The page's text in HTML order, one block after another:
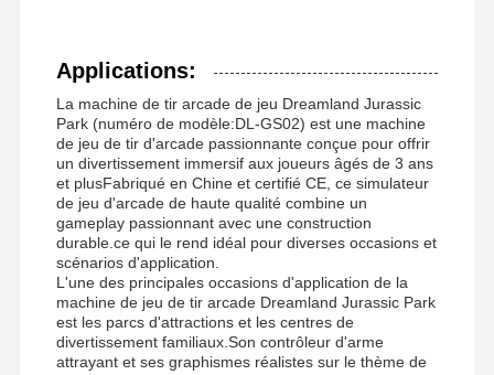
Aperçu Produits
Visite D'usine Contrôle De
La Qualité
Contact Nouvelles
Applications:
La machine de tir arcade de jeu Dreamland Jurassic
Park (numéro de modèle:DL-GS02) est une machine
de jeu de tir d'arcade passionnante conçue pour offrir
un divertissement immersif aux joueurs âgés de 3 ans
et plusFabriqué en Chine et certifié CE, ce simulateur
de jeu d'arcade de haute qualité combine un
gameplay passionnant avec une construction
durable.ce qui le rend idéal pour diverses occasions et
scénarios d'application.
L'une des principales occasions d'application de la
machine de jeu de tir arcade Dreamland Jurassic Park
est les parcs d'attractions et les centres de
divertissement familiaux.Son contrôleur d'arme
attrayant et ses graphismes réalistes sur le thème de